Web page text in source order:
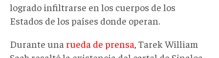
logrado infiltrarse en los cuerpos de los
Estados de los países donde operan.
Durante una rueda de prensa , Tarek William